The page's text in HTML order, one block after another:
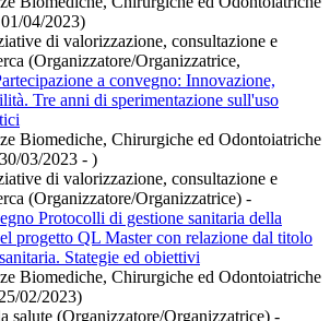
04/2023)
di valorizzazione, consultazione e
(Organizzatore/Organizzatrice,
a convegno: Innovazione,
Tre anni di sperimentazione sull'uso
Biomediche, Chirurgiche ed Odontoiatriche
03/2023 - )
di valorizzazione, consultazione e
(Organizzatore/Organizzatrice) -
Protocolli di gestione sanitaria della
progetto QL Master con relazione dal titolo
Stategie ed obiettivi
Biomediche, Chirurgiche ed Odontoiatriche
02/2023)
salute (Organizzatore/Organizzatrice) -